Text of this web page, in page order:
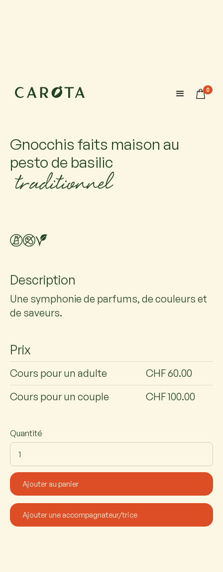
0
28 août 2026
18:00-20:00
Maximum 6 participants avec 1 accompagnateur chacun.
Gnocchis faits maison au
pesto de basilic
traditionnel
Description
Une symphonie de parfums, de couleurs et
de saveurs.
Prix
Cours pour un adulte
CHF 60.00
Cours pour un couple
CHF 100.00
Quantité